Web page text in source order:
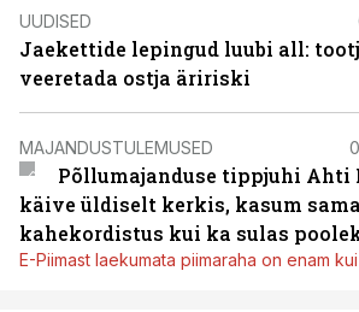
UUDISED
Jaekettide lepingud luubi all:
veeretada ostja äririski
MAJANDUSTULEMUSED
Põllumajanduse tippjuhi Ahti
käive üldiselt kerkis, kasum
kahekordistus kui ka sulas
E-Piimast laekumata piimaraha on enam